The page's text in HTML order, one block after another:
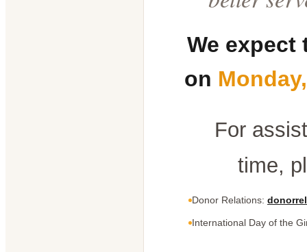
We expect
on
For
time,
Donor Relations:
International Day of the